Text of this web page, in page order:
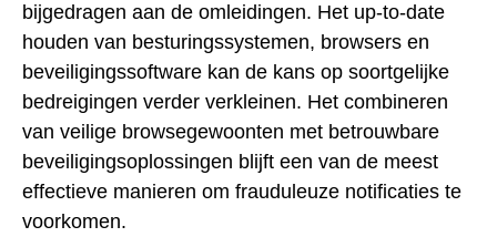
bijgedragen aan de omleidingen. Het up-to-date
houden van besturingssystemen, browsers en
beveiligingssoftware kan de kans op soortgelijke
bedreigingen verder verkleinen. Het combineren
van veilige browsegewoonten met betrouwbare
beveiligingsoplossingen blijft een van de meest
effectieve manieren om frauduleuze notificaties te
voorkomen.